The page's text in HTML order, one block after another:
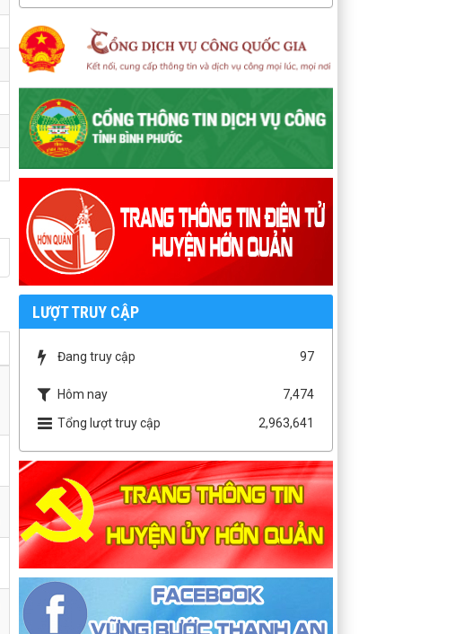
LƯỢT TRUY CẬP
Đang truy cập 97
Hôm nay
7,474
Tổng lượt truy cập
2,963,641